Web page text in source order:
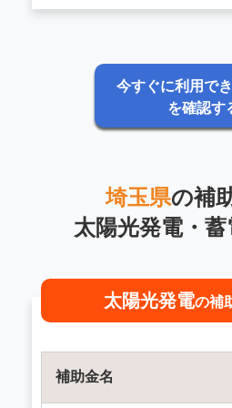
今すぐに利用で
を確認す
埼玉県の補
太陽光発電・
太陽光発電の補
補助金名